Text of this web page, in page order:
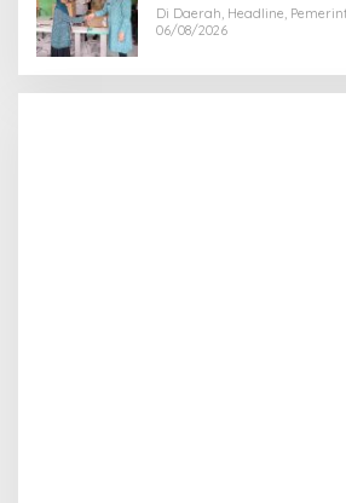
Di Daerah, Headline,
06/08/2026